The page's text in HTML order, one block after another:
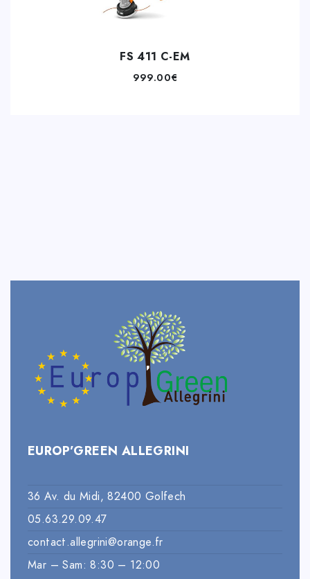
FS 411 C-EM
999.00€
EUROP’GREEN ALLEGRINI
36 Av. du Midi, 82400 Golfech
05.63.29.09.47
contact.allegrini@orange.fr
Mar – Sam: 8:30 – 12:00